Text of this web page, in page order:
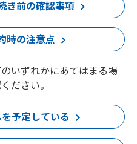
き前の確認事項
時の注意点
いずれかにあてはまる場
ださい。
予定している